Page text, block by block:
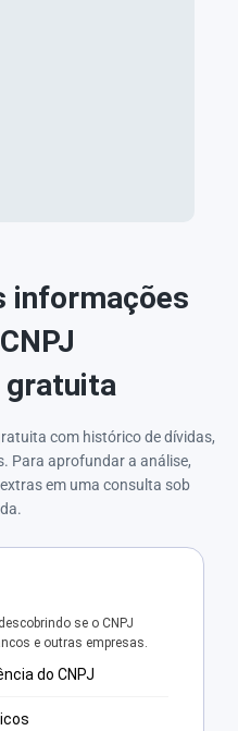
informações
gratuita
com histórico de dívidas,
Para aprofundar a análise,
em uma consulta sob
se o CNPJ
e outras empresas.
do CNPJ